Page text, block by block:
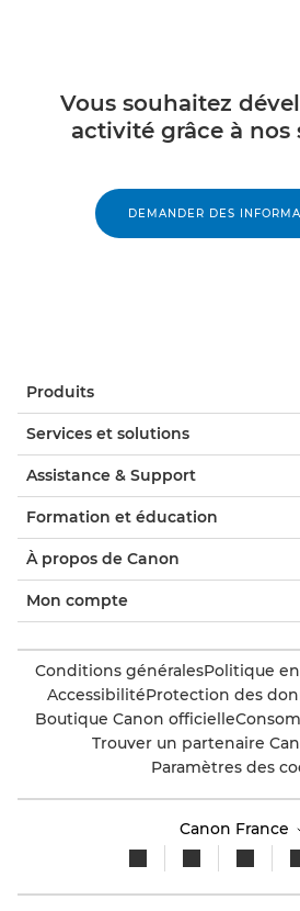
Vous souhaitez
activité grâce à nos
DEMANDER DES
Produits
Services et solutions
Assistance & Support
Formation et éducation
À propos de Canon
Mon compte
Conditions généralesPolitique
AccessibilitéProtection des
Boutique Canon officielle
Trouver un partenaire
Paramètres des
Canon France